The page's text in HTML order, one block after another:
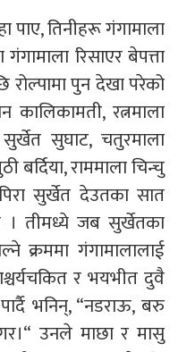
पाए, तिनीहरू गंगामाला
रिसाएर बेपत्ता
पुन देखा परेको
कालिकामती, रत्नमाला
सुघाट, चतुरमाला
राममाला चिन्चु
सुर्खेत देउतका सात
। तीमध्ये जब सुर्खेतका
क्रममा गंगामालालाई
र भयभीत दुवै
भनिन्, “नडराऊ, बरु
उनले माछा र मासु